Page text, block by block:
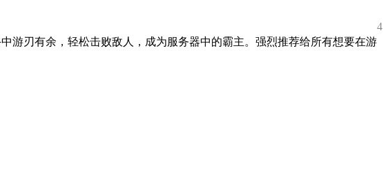
4
游刃有余，轻松击败敌人，成为服务器中的霸主。强烈推荐给所有想要在游